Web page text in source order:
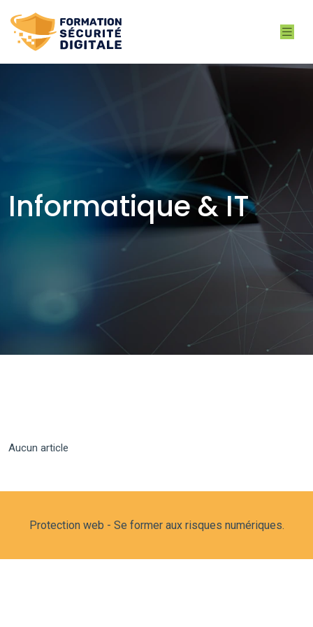
Informatique & IT
Aucun article
Protection web - Se former aux risques numériques.